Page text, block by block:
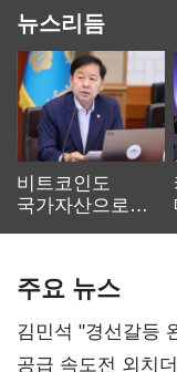
뉴스리듬
비트코인도
국가자산으로…'
주요 뉴스
김민석 "경선갈등
사과부터"
공급 속도전 외치